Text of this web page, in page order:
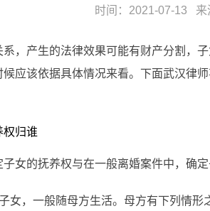
时间：2021-07-13 来
产生的法律效果可能有财产分割，子
应该依据具体情况来看。下面武汉律
归谁
的抚养权与在一般离婚案件中，确定
，一般随母方生活。母方有下列情形